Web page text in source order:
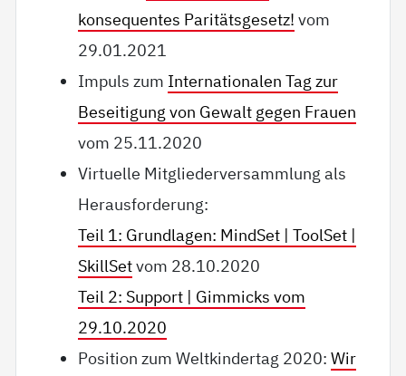
konsequentes Paritätsgesetz! vom
29.01.2021
Impuls zum Internationalen Tag zur
Beseitigung von Gewalt gegen Frauen
vom 25.11.2020
Virtuelle Mitgliederversammlung als
Herausforderung:
Teil 1: Grundlagen: MindSet | ToolSet |
SkillSetvom 28.10.2020
Teil 2: Support | Gimmicks vom
29.10.2020
Position zum Weltkindertag 2020:Wir